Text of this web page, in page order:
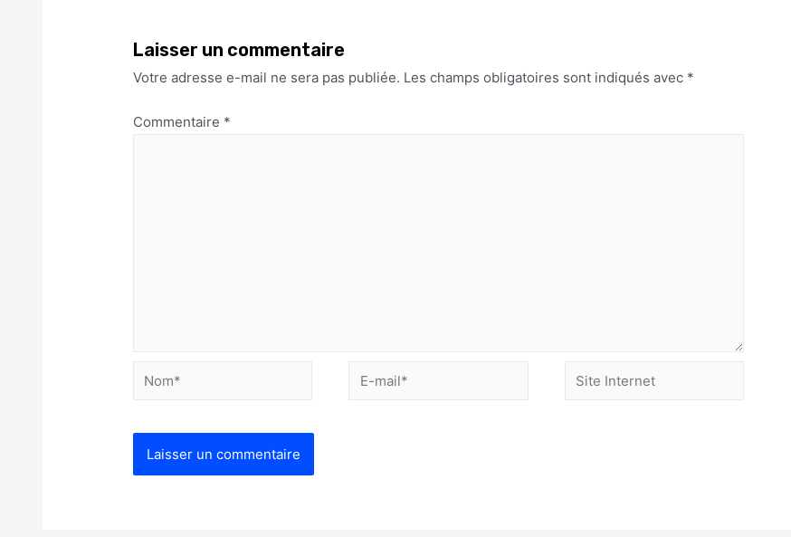
Laisser un commentaire
Votre adresse e-mail ne sera pas publiée. Les champs obligatoires sont indiqués avec *
Commentaire *